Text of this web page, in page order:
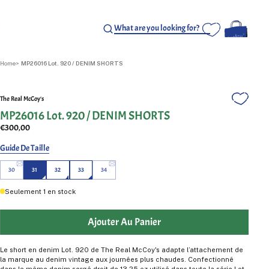
Home MP26016 Lot. 920 / DENIM SHORTS
The Real McCoy's
MP26016 Lot. 920 / DENIM SHORTS
€300,00
Guide De Taille
30 31 32 33 34
Seulement1 en stock
Ajouter Au Panier
Le short en denim Lot. 920 de The Real McCoy's adapte l’attachement de
la marque au denim vintage aux journées plus chaudes. Confectionné